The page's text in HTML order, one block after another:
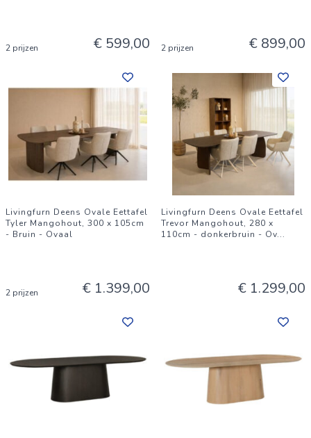
2 prijzen € 599,00 2 prijzen € 899,00
Livingfurn Deens Ovale Eettafel
Tyler Mangohout, 300 x 105cm
- Bruin - Ovaal
2 prijzen € 1.399,00
Livingfurn Deens Ovale Eettafel
Trevor Mangohout, 280 x
110cm - donkerbruin - Ov...
€ 1.299,00